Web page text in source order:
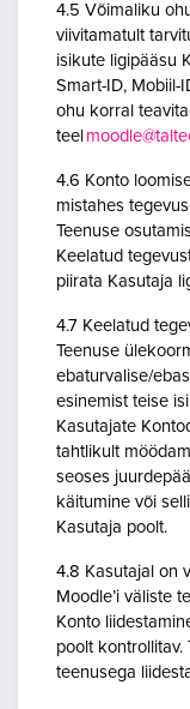
4.5 Võimaliku
viivitamatult
isikute ligipääsu
Smart-ID, Mobiil-
ohu korral
teel
4.6 Konto
mistahes
Teenuse
Keelatud
piirata Kasutaja
4.7 Keelatud
Teenuse
ebaturvalise/
esinemist teise
Kasutajate
tahtlikult
seoses
käitumine või
Kasutaja poolt.
4.8 Kasutajal on
Moodle’i väliste
Konto
poolt kontrollitav.
teenusega